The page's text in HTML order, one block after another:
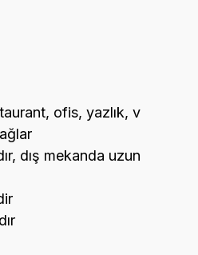
ofis, yazlık, v
dış mekanda uzun